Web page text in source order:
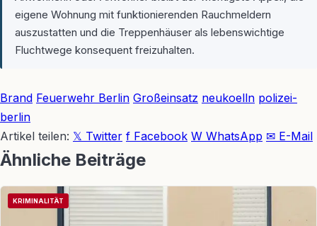
eigene Wohnung mit funktionierenden Rauchmeldern
auszustatten und die Treppenhäuser als lebenswichtige
Fluchtwege konsequent freizuhalten.
Brand Feuerwehr Berlin Großeinsatz neukoelln polizei-
berlin
Artikel teilen: 𝕏 Twitter f Facebook W WhatsApp ✉ E-Mail
Ähnliche Beiträge
KRIMINALITÄT